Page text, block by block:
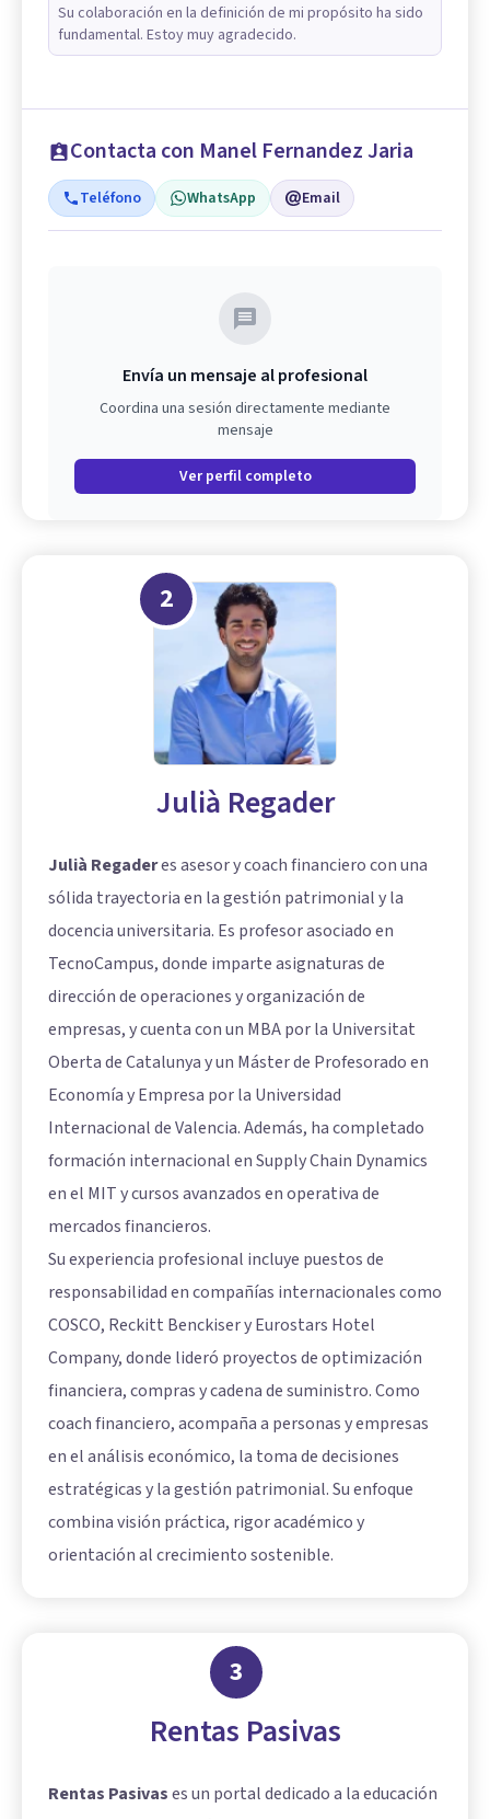
Su colaboración en la definición de mi propósito ha sido
fundamental. Estoy muy agradecido.
Contacta con Manel Fernandez Jaria
Teléfono WhatsApp Email
Envía un mensaje al profesional
Coordina una sesión directamente mediante
mensaje
Ver perfil completo
2
Julià Regader
Julià Regaderes asesor y coach financiero con una
sólida trayectoria en la gestión patrimonial y la
docencia universitaria. Es profesor asociado en
TecnoCampus, donde imparte asignaturas de
dirección de operaciones y organización de
empresas, y cuenta con un MBA por la Universitat
Oberta de Catalunya y un Máster de Profesorado en
Economía y Empresa por la Universidad
Internacional de Valencia. Además, ha completado
formación internacional en Supply Chain Dynamics
en el MIT y cursos avanzados en operativa de
mercados financieros.
Su experiencia profesional incluye puestos de
responsabilidad en compañías internacionales como
COSCO, Reckitt Benckiser y Eurostars Hotel
Company, donde lideró proyectos de optimización
financiera, compras y cadena de suministro. Como
coach financiero, acompaña a personas y empresas
en el análisis económico, la toma de decisiones
estratégicas y la gestión patrimonial. Su enfoque
combina visión práctica, rigor académico y
orientación al crecimiento sostenible.
3
Rentas Pasivas
Rentas Pasivases un portal dedicado a la educación